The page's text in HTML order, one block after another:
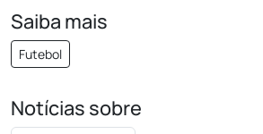
Saiba mais
Futebol
Notícias sobre